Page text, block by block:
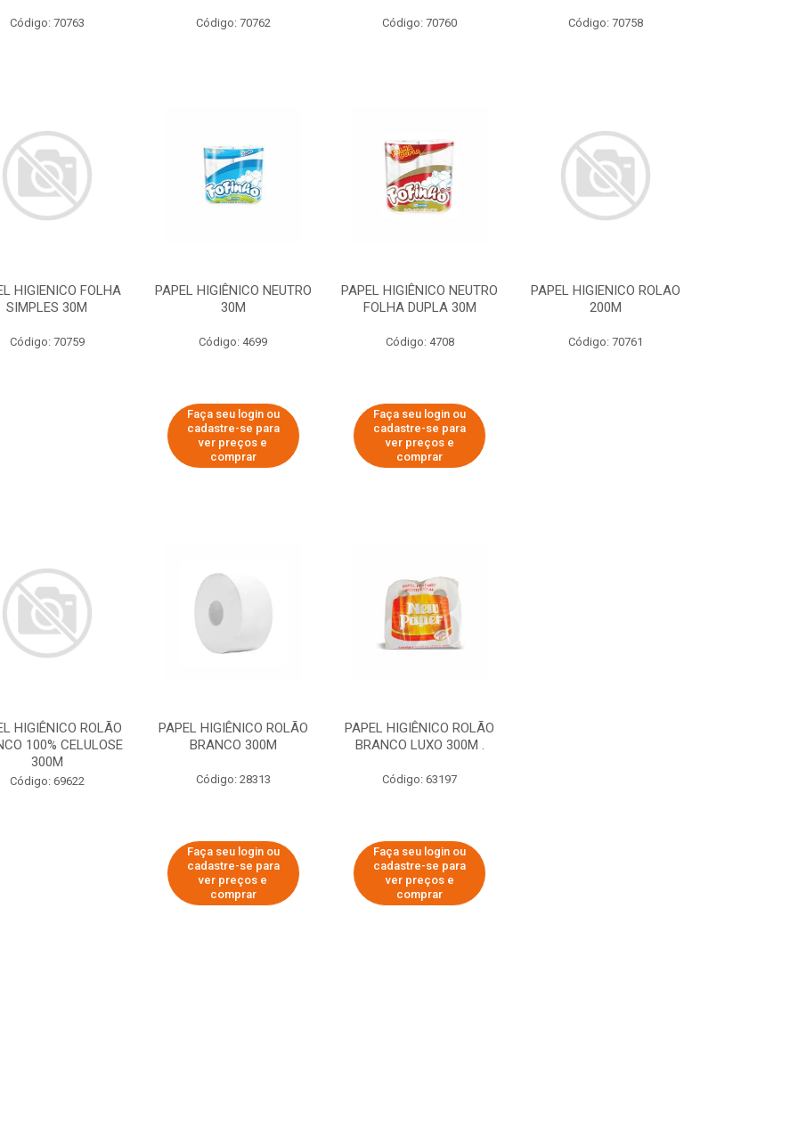
Código: 70763 Código: 70762 Código: 70760 Código: 70758
HIGIENICO FOLHA
SIMPLES 30M
Código: 70759
PAPEL HIGIÊNICO NEUTRO
30M
Código: 4699
Faça seu login ou
cadastre-se para
ver preços e
comprar
PAPEL HIGIÊNICO NEUTRO
FOLHA DUPLA 30M
Código: 4708
Faça seu login ou
cadastre-se para
ver preços e
comprar
PAPEL HIGIENICO ROLAO
200M
Código: 70761
HIGIÊNICO ROLÃO
100% CELULOSE
300M
Código: 69622
PAPEL HIGIÊNICO ROLÃO
BRANCO 300M
Código: 28313
Faça seu login ou
cadastre-se para
ver preços e
comprar
PAPEL HIGIÊNICO ROLÃO
BRANCO LUXO 300M .
Código: 63197
Faça seu login ou
cadastre-se para
ver preços e
comprar